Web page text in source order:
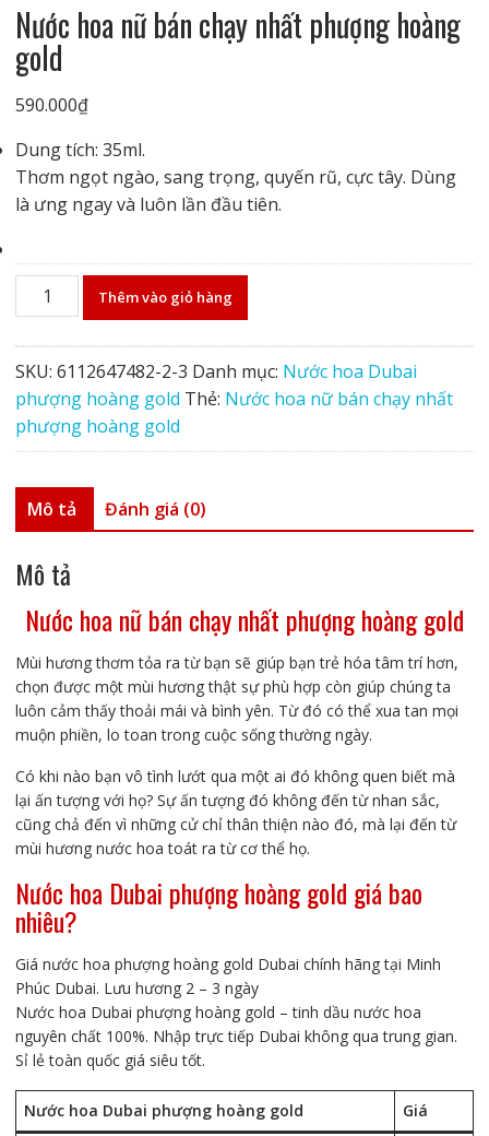
Nước hoa nữ bán chạy nhất phượng hoàng
gold
590.000₫
Dung tích: 35ml.
Thơm ngọt ngào, sang trọng, quyến rũ, cực tây. Dùng
là ưng ngay và luôn lần đầu tiên.
Nước
hoa
nữ
bán
chạy
nhất
phượng
gold
số
lượng
Thêm vào giỏ hàng
SKU: 6112647482-2-3 Danh mục: Nước hoa Dubai
phượng hoàng gold Thẻ: Nước hoa nữ bán chạy nhất
phượng hoàng gold
Mô tả Đánh giá (0)
Mô tả
Nước hoa nữ bán chạy nhất phượng hoàng gold
Mùi hương thơm tỏa ra từ bạn sẽ giúp bạn trẻ hóa tâm trí hơn,
chọn được một mùi hương thật sự phù hợp còn giúp chúng ta
luôn cảm thấy thoải mái và bình yên. Từ đó có thể xua tan mọi
muộn phiền, lo toan trong cuộc sống thường ngày.
Có khi nào bạn vô tình lướt qua một ai đó không quen biết mà
lại ấn tượng với họ? Sự ấn tượng đó không đến từ nhan sắc,
cũng chả đến vì những cử chỉ thân thiện nào đó, mà lại đến từ
mùi hương nước hoa toát ra từ cơ thể họ.
Nước hoa Dubai phượng hoàng gold giá bao
nhiêu?
Giá nước hoa phượng hoàng gold Dubai chính hãng tại Minh
Phúc Dubai. Lưu hương 2 – 3 ngày
Nước hoa Dubai phượng hoàng gold – tinh dầu nước hoa
nguyên chất 100%. Nhập trực tiếp Dubai không qua trung gian.
Sỉ lẻ toàn quốc giá siêu tốt.
Nước hoa Dubai phượng hoàng gold Giá